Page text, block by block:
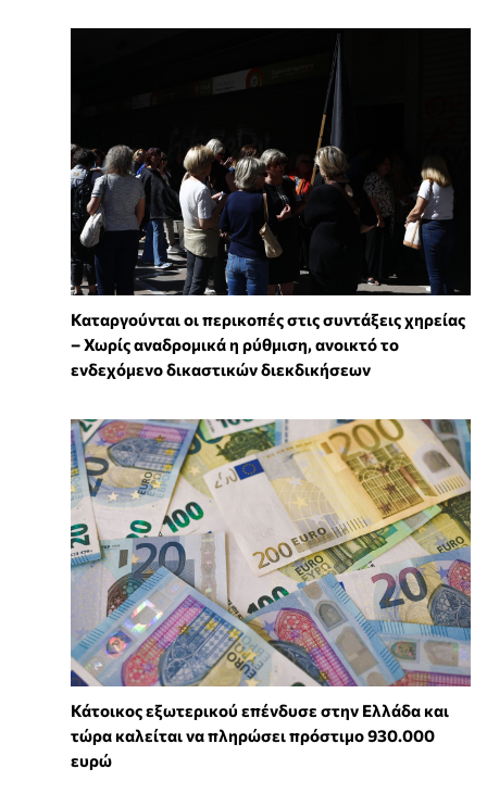
Καταργούνται οι περικοπές στις συντάξεις χηρείας
– Χωρίς αναδρομικά η ρύθμιση, ανοικτό το
ενδεχόμενο δικαστικών διεκδικήσεων
Κάτοικος εξωτερικού επένδυσε στην Ελλάδα και
τώρα καλείται να πληρώσει πρόστιμο 930.000
ευρώ